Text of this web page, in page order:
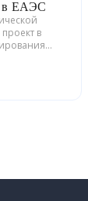
в ЕАЭС
в
в ЕАЭС.